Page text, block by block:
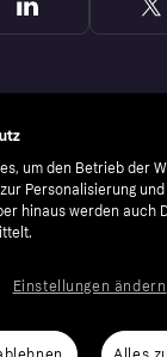
um den Betrieb der
Personalisierung
hinaus werden auch
Einstellungen ändern